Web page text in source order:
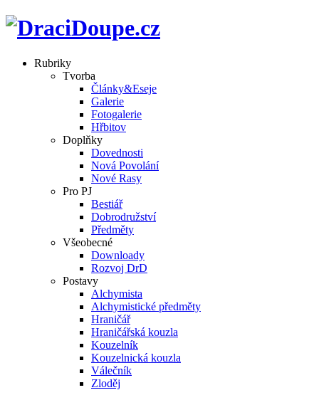
Rubriky
Tvorba
Články&Eseje
Galerie
Fotogalerie
Hřbitov
Doplňky
Dovednosti
Nová Povolání
Nové Rasy
Pro PJ
Bestiář
Dobrodružství
Předměty
Všeobecné
Downloady
Rozvoj DrD
Postavy
Alchymista
Alchymistické předměty
Hraničář
Hraničářská kouzla
Kouzelník
Kouzelnická kouzla
Válečník
Zloděj